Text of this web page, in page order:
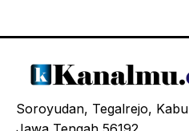
Soroyudan, Tegalrejo,